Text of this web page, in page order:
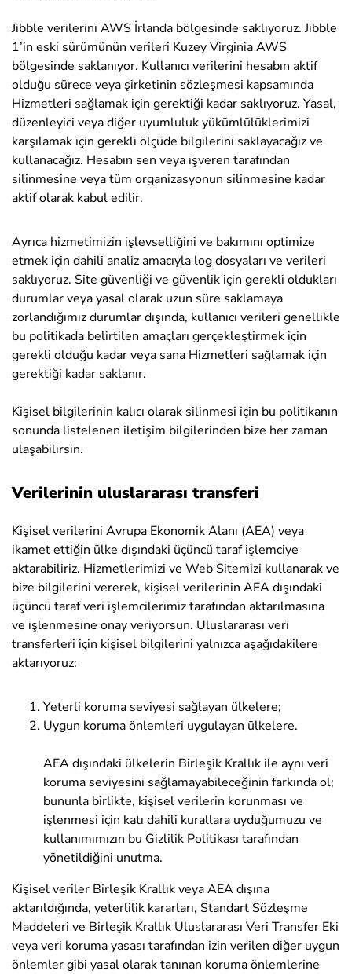
Jibble verilerini AWS İrlanda bölgesinde saklıyoruz. Jibble
1’in eski sürümünün verileri Kuzey Virginia AWS
bölgesinde saklanıyor. Kullanıcı verilerini hesabın aktif
olduğu sürece veya şirketinin sözleşmesi kapsamında
Hizmetleri sağlamak için gerektiği kadar saklıyoruz. Yasal,
düzenleyici veya diğer uyumluluk yükümlülüklerimizi
karşılamak için gerekli ölçüde bilgilerini saklayacağız ve
kullanacağız. Hesabın sen veya işveren tarafından
silinmesine veya tüm organizasyonun silinmesine kadar
aktif olarak kabul edilir.
Ayrıca hizmetimizin işlevselliğini ve bakımını optimize
etmek için dahili analiz amacıyla log dosyaları ve verileri
saklıyoruz. Site güvenliği ve güvenlik için gerekli oldukları
durumlar veya yasal olarak uzun süre saklamaya
zorlandığımız durumlar dışında, kullanıcı verileri genellikle
bu politikada belirtilen amaçları gerçekleştirmek için
gerekli olduğu kadar veya sana Hizmetleri sağlamak için
gerektiği kadar saklanır.
Kişisel bilgilerinin kalıcı olarak silinmesi için bu politikanın
sonunda listelenen iletişim bilgilerinden bize her zaman
ulaşabilirsin.
Verilerinin uluslararası transferi
Kişisel verilerini Avrupa Ekonomik Alanı (AEA) veya
ikamet ettiğin ülke dışındaki üçüncü taraf işlemciye
aktarabiliriz. Hizmetlerimizi ve Web Sitemizi kullanarak ve
bize bilgilerini vererek, kişisel verilerinin AEA dışındaki
üçüncü taraf veri işlemcilerimiz tarafından aktarılmasına
ve işlenmesine onay veriyorsun. Uluslararası veri
transferleri için kişisel bilgilerini yalnızca aşağıdakilere
aktarıyoruz:
Yeterli koruma seviyesi sağlayan ülkelere;
Uygun koruma önlemleri uygulayan ülkelere.
AEA dışındaki ülkelerin Birleşik Krallık ile aynı veri
koruma seviyesini sağlamayabileceğinin farkında ol;
bununla birlikte, kişisel verilerin korunması ve
işlenmesi için katı dahili kurallara uyduğumuzu ve
kullanımımızın bu Gizlilik Politikası tarafından
yönetildiğini unutma.
Kişisel veriler Birleşik Krallık veya AEA dışına
aktarıldığında, yeterlilik kararları, Standart Sözleşme
Maddeleri ve Birleşik Krallık Uluslararası Veri Transfer Eki
veya veri koruma yasası tarafından izin verilen diğer uygun
önlemler gibi yasal olarak tanınan koruma önlemlerine